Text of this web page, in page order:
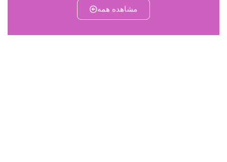
مشاهده همه